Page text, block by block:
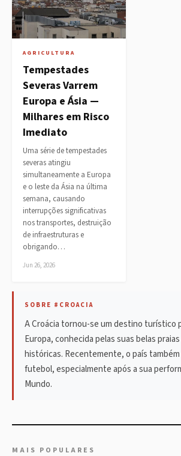
AGRICULTURA
Tempestades
Severas Varrem
Europa e Ásia —
Milhares em Risco
Imediato
Uma série de tempestades
severas atingiu
simultaneamente a Europa
e o leste da Ásia na última
semana, causando
interrupções significativas
nos transportes, destruição
de infraestruturas e
obrigando…
Jun 26, 2026
SOBRE #CROACIA
A Croácia tornou-se um destino turístico
Europa, conhecida pelas suas belas
históricas. Recentemente, o país
futebol, especialmente após a sua
Mundo.
MAIS POPULARES